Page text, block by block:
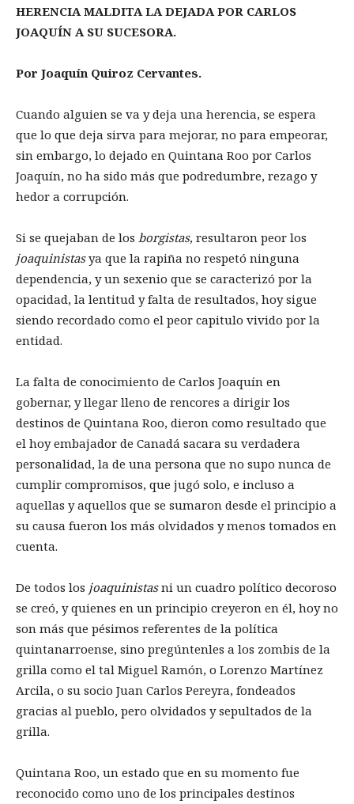
HERENCIA MALDITA LA DEJADA POR CARLOS
JOAQUÍN A SU SUCESORA.
Por Joaquín Quiroz Cervantes.
Cuando alguien se va y deja una herencia, se espera
que lo que deja sirva para mejorar, no para empeorar,
sin embargo, lo dejado en Quintana Roo por Carlos
Joaquín, no ha sido más que podredumbre, rezago y
hedor a corrupción.
Si se quejaban de los borgistas, resultaron peor los
joaquinistasya que la rapiña no respetó ninguna
dependencia, y un sexenio que se caracterizó por la
opacidad, la lentitud y falta de resultados, hoy sigue
siendo recordado como el peor capitulo vivido por la
entidad.
La falta de conocimiento de Carlos Joaquín en
gobernar, y llegar lleno de rencores a dirigir los
destinos de Quintana Roo, dieron como resultado que
el hoy embajador de Canadá sacara su verdadera
personalidad, la de una persona que no supo nunca de
cumplir compromisos, que jugó solo, e incluso a
aquellas y aquellos que se sumaron desde el principio a
su causa fueron los más olvidados y menos tomados en
cuenta.
De todos los joaquinistasni un cuadro político decoroso
se creó, y quienes en un principio creyeron en él, hoy no
son más que pésimos referentes de la política
quintanarroense, sino pregúntenles a los zombis de la
grilla como el tal Miguel Ramón, o Lorenzo Martínez
Arcila, o su socio Juan Carlos Pereyra, fondeados
gracias al pueblo, pero olvidados y sepultados de la
grilla.
Quintana Roo, un estado que en su momento fue
reconocido como uno de los principales destinos